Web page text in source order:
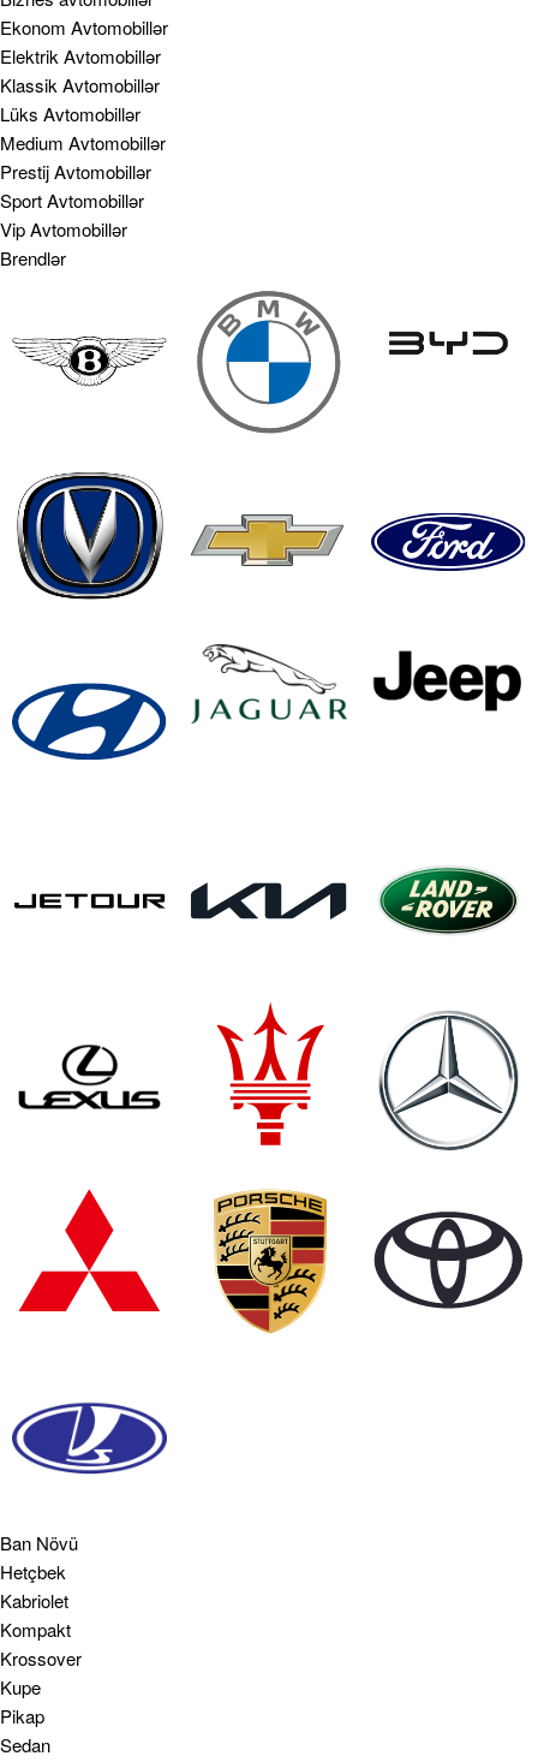
Ekonom Avtomobillər
Elektrik Avtomobillər
Klassik Avtomobillər
Lüks Avtomobillər
Medium Avtomobillər
Prestij Avtomobillər
Sport Avtomobillər
Vip Avtomobillər
Brendlər
Ban Növü
Hetçbek
Kabriolet
Kompakt
Krossover
Kupe
Pikap
Sedan